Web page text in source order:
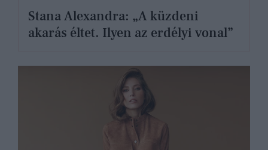
Stana Alexandra: „A küzdeni
akarás éltet. Ilyen az erdélyi vonal”